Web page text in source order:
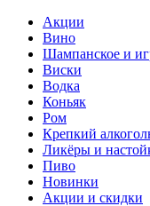
Акции
Вино
Шампанское и
Виски
Водка
Коньяк
Ром
Крепкий
Ликёры и
Пиво
Новинки
Акции и скидки